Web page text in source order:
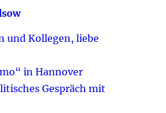
und Kollegen, liebe
in Hannover
Gespräch mit